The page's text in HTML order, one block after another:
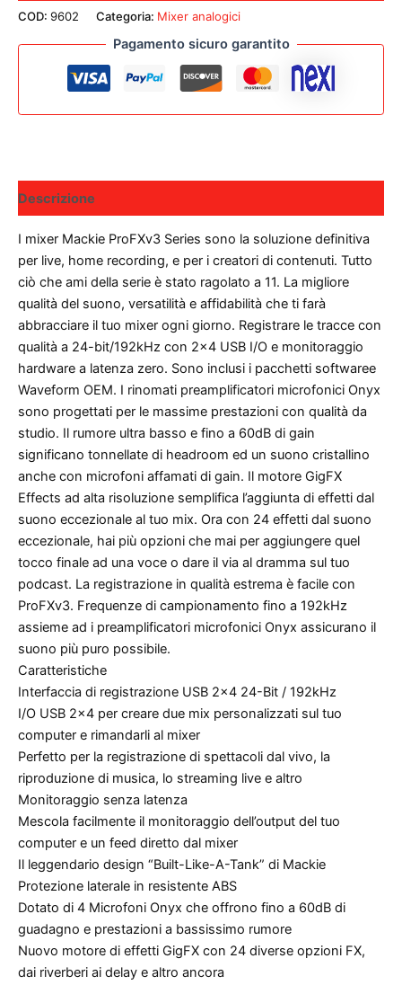
USB
CANALI
COD: 9602 Categoria: Mixer analogici
Pagamento sicuro garantito
Descrizione
I mixer Mackie ProFXv3 Series sono la soluzione definitiva
per live, home recording, e per i creatori di contenuti. Tutto
ciò che ami della serie è stato ragolato a 11. La migliore
qualità del suono, versatilità e affidabilità che ti farà
abbracciare il tuo mixer ogni giorno. Registrare le tracce con
qualità a 24-bit/192kHz con 2×4 USB I/O e monitoraggio
hardware a latenza zero. Sono inclusi i pacchetti softwaree
Waveform OEM. I rinomati preamplificatori microfonici Onyx
sono progettati per le massime prestazioni con qualità da
studio. Il rumore ultra basso e fino a 60dB di gain
significano tonnellate di headroom ed un suono cristallino
anche con microfoni affamati di gain. Il motore GigFX
Effects ad alta risoluzione semplifica l’aggiunta di effetti dal
suono eccezionale al tuo mix. Ora con 24 effetti dal suono
eccezionale, hai più opzioni che mai per aggiungere quel
tocco finale ad una voce o dare il via al dramma sul tuo
podcast. La registrazione in qualità estrema è facile con
ProFXv3. Frequenze di campionamento fino a 192kHz
assieme ad i preamplificatori microfonici Onyx assicurano il
suono più puro possibile.
Caratteristiche
Interfaccia di registrazione USB 2×4 24-Bit / 192kHz
I/O USB 2×4 per creare due mix personalizzati sul tuo
computer e rimandarli al mixer
Perfetto per la registrazione di spettacoli dal vivo, la
riproduzione di musica, lo streaming live e altro
Monitoraggio senza latenza
Mescola facilmente il monitoraggio dell’output del tuo
computer e un feed diretto dal mixer
Il leggendario design “Built-Like-A-Tank” di Mackie
Protezione laterale in resistente ABS
Dotato di 4 Microfoni Onyx che offrono fino a 60dB di
guadagno e prestazioni a bassissimo rumore
Nuovo motore di effetti GigFX con 24 diverse opzioni FX,
dai riverberi ai delay e altro ancora